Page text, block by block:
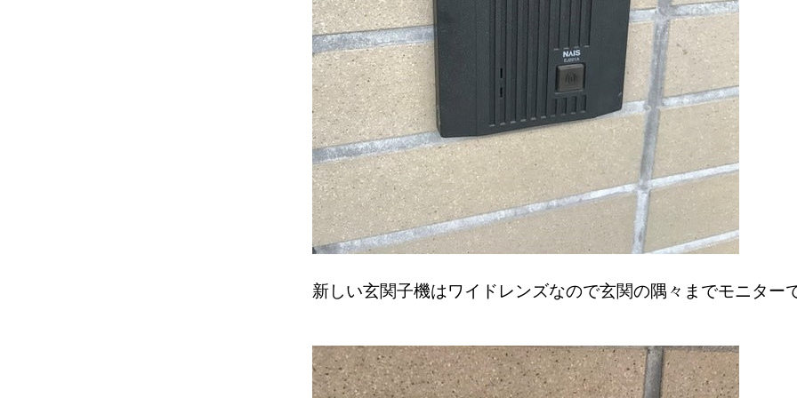
新しい玄関子機はワイドレンズなので玄関の隅々までモニター